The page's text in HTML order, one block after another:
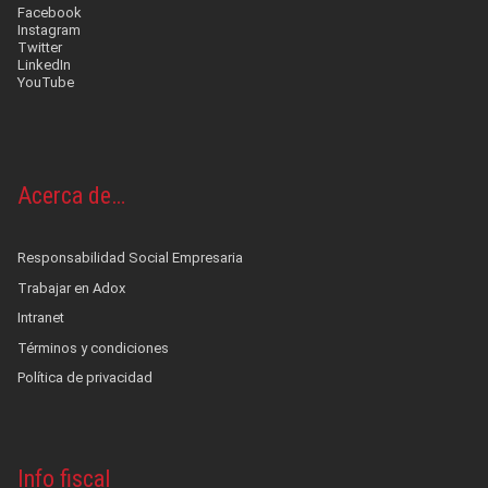
Facebook
Instagram
Twitter
LinkedIn
YouTube
Acerca de…
Responsabilidad Social Empresaria
Trabajar en Adox
Intranet
Términos y condiciones
Política de privacidad
Info fiscal